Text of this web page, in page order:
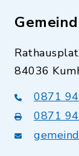
84036
0871
0871